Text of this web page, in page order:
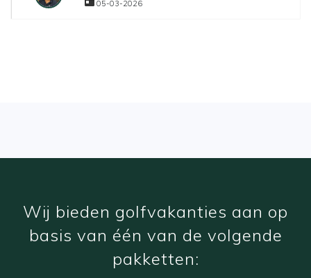
05-03-2026
Wij bieden golfvakanties aan op
basis van één van de volgende
pakketten: